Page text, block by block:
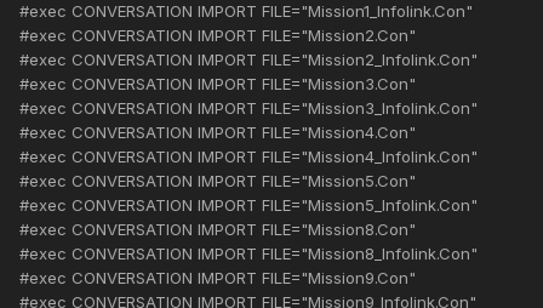
#exec CONVERSATION IMPORT FILE="Mission1_Infolink.Con"
#exec CONVERSATION IMPORT FILE="Mission2.Con"
#exec CONVERSATION IMPORT FILE="Mission2_Infolink.Con"
#exec CONVERSATION IMPORT FILE="Mission3.Con"
#exec CONVERSATION IMPORT FILE="Mission3_Infolink.Con"
#exec CONVERSATION IMPORT FILE="Mission4.Con"
#exec CONVERSATION IMPORT FILE="Mission4_Infolink.Con"
#exec CONVERSATION IMPORT FILE="Mission5.Con"
#exec CONVERSATION IMPORT FILE="Mission5_Infolink.Con"
#exec CONVERSATION IMPORT FILE="Mission8.Con"
#exec CONVERSATION IMPORT FILE="Mission8_Infolink.Con"
#exec CONVERSATION IMPORT FILE="Mission9.Con"
#exec CONVERSATION IMPORT FILE="Mission9_Infolink.Con"